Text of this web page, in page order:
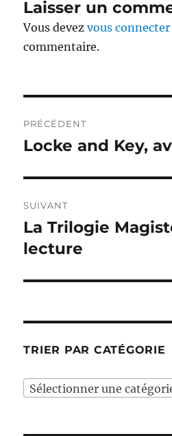
Laisser un
Vous devezvous connecter
commentaire.
de
PRÉCÉDENT
Publication
Locke and Key,
SUIVANT
Publication
suivante :
La Trilogie
lecture
TRIER PAR CATÉGORIE
Sélectionner une